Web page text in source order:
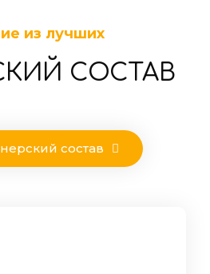
из лучших
СОСТАВ
состав